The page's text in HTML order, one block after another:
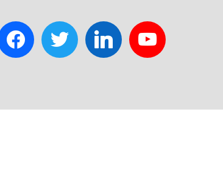
twitter linkedin youtube